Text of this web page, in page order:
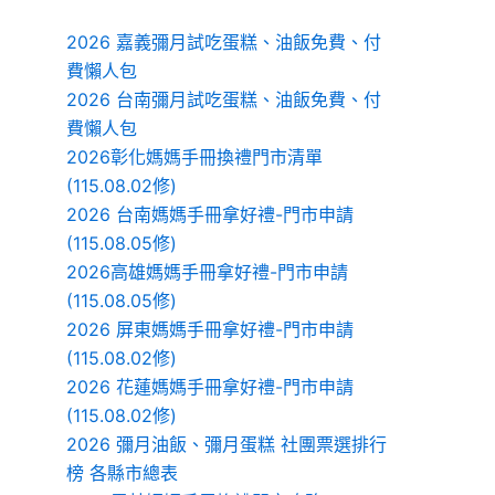
2026 嘉義彌月試吃蛋糕、油飯免費、付
費懶人包
2026 台南彌月試吃蛋糕、油飯免費、付
費懶人包
2026彰化媽媽手冊換禮門市清單
(115.08.02修)
2026 台南媽媽手冊拿好禮-門市申請
(115.08.05修)
2026高雄媽媽手冊拿好禮-門市申請
(115.08.05修)
2026 屏東媽媽手冊拿好禮-門市申請
(115.08.02修)
2026 花蓮媽媽手冊拿好禮-門市申請
(115.08.02修)
2026 彌月油飯、彌月蛋糕 社團票選排行
榜 各縣市總表